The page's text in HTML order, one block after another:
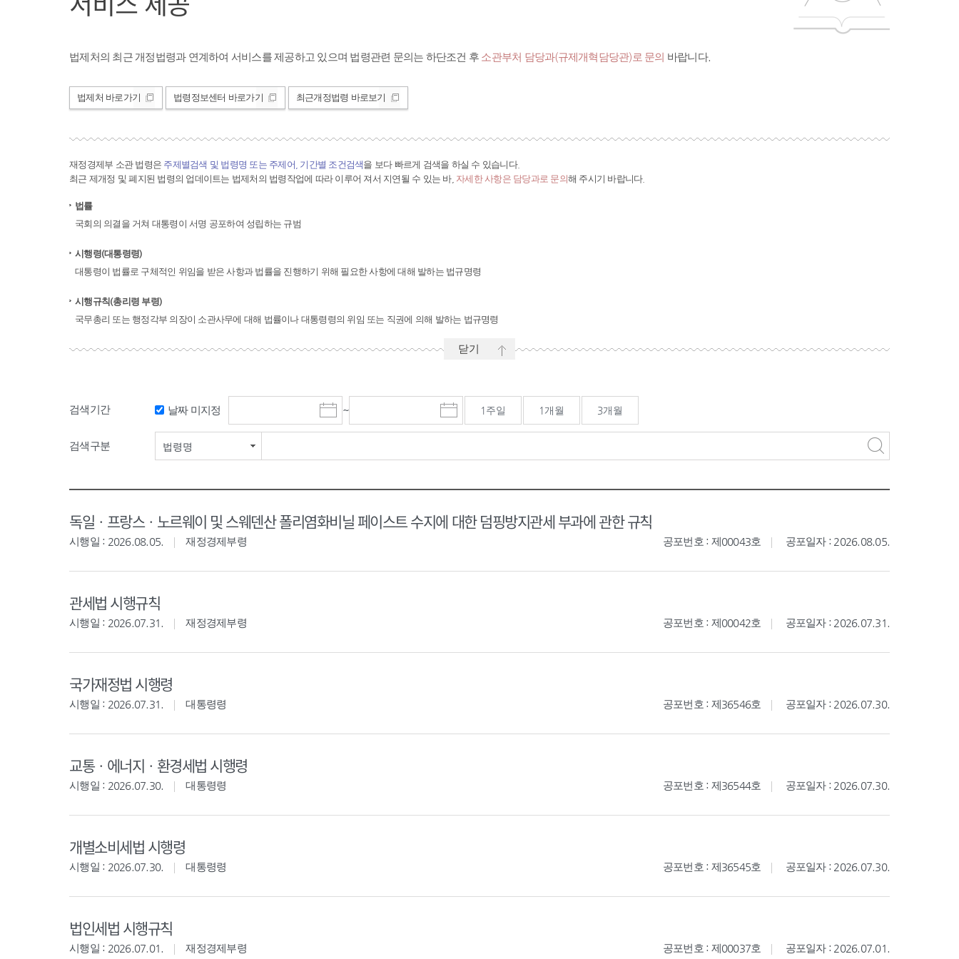
법제처의 최근 개정법령과 연계하여 서비스를 제공하고 있으며 법령관련 문의는 하단조건 후 소관부처 담당과(규제개혁담당관)로 문의 바랍니다.
법제처 바로가기 법령정보센터 바로가기 최근개정법령 바로보기
재정경제부 소관 법령은 주제별검색 및 법령명 또는 주제어, 기간별 조건검색을 보다 빠르게 검색을 하실 수 있습니다.
최근 제개정 및 폐지된 법령의 업데이트는 법제처의 법령작업에 따라 이루어 져서 지연될 수 있는 바, 자세한 사항은 담당과로 문의해 주시기 바랍니다.
법률
국회의 의결을 거쳐 대통령이 서명 공포하여 성립하는 규범
시행령(대통령령)
대통령이 법률로 구체적인 위임을 받은 사항과 법률을 진행하기 위해 필요한 사항에 대해 발하는 법규명령
시행규칙(총리령 부령)
국무총리 또는 행정각부 의장이 소관사무에 대해 법률이나 대통령령의 위임 또는 직권에 의해 발하는 법규명령
닫기
검색기간 날짜 미지정
시
작
~
마
감
1주일 1개월 3개월
검색구분 법령명
독일ㆍ프랑스ㆍ노르웨이 및 스웨덴산 폴리염화비닐 페이스트 수지에 대한 덤핑방지관세 부과에 관한 규칙
시행일 : 2026.08.05. 재정경제부령 공포번호 : 제00043호 공포일자 : 2026.08.05.
관세법 시행규칙
시행일 : 2026.07.31. 재정경제부령 공포번호 : 제00042호 공포일자 : 2026.07.31.
국가재정법 시행령
시행일 : 2026.07.31. 대통령령 공포번호 : 제36546호 공포일자 : 2026.07.30.
교통ㆍ에너지ㆍ환경세법 시행령
시행일 : 2026.07.30. 대통령령 공포번호 : 제36544호 공포일자 : 2026.07.30.
개별소비세법 시행령
시행일 : 2026.07.30. 대통령령 공포번호 : 제36545호 공포일자 : 2026.07.30.
법인세법 시행규칙
시행일 : 2026.07.01. 재정경제부령 공포번호 : 제00037호 공포일자 : 2026.07.01.